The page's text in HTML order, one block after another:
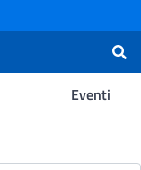
Eventi
-